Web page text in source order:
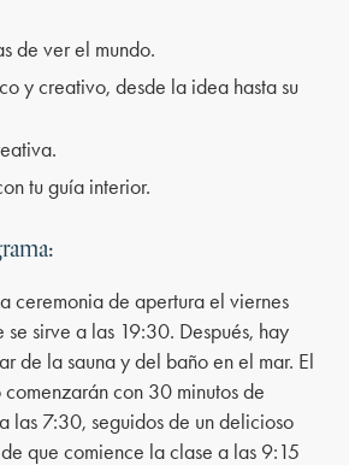
de ver el mundo.
y creativo, desde la idea hasta su
tu guía interior.
ceremonia de apertura el viernes
se sirve a las 19:30. Después, hay
de la sauna y del baño en el mar. El
con 30 minutos de
las 7:30, seguidos de un delicioso
que comience la clase a las 9:15